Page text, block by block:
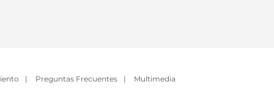
| Preguntas Frecuentes | Multimedia